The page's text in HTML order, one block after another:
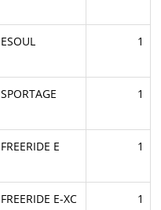
ESOUL 1
SPORTAGE 1
FREERIDE E 1
FREERIDE E-XC 1